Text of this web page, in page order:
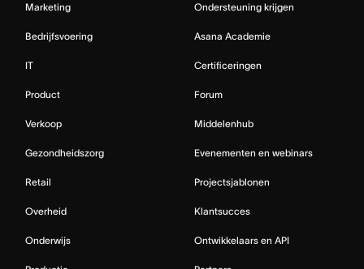
Marketing
Bedrijfsvoering
IT
Product
Verkoop
Gezondheidszorg
Retail
Overheid
Onderwijs
Ondersteuning krijgen
Asana Academie
Certificeringen
Forum
Middelenhub
Evenementen en webinars
Projectsjablonen
Klantsucces
Ontwikkelaars en API